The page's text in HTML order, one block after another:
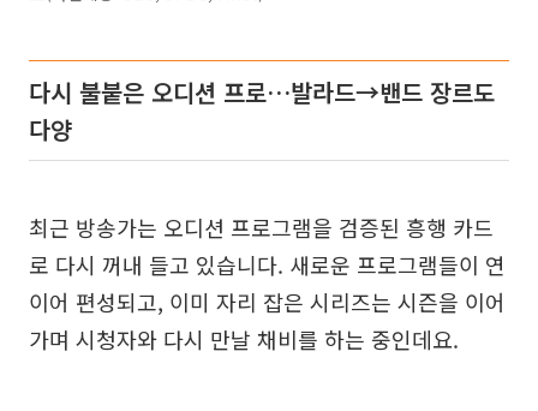
다시 불붙은 오디션 프로…발라드→밴드 장르도
다양
최근 방송가는 오디션 프로그램을 검증된 흥행 카드
로 다시 꺼내 들고 있습니다. 새로운 프로그램들이 연
이어 편성되고, 이미 자리 잡은 시리즈는 시즌을 이어
가며 시청자와 다시 만날 채비를 하는 중인데요.